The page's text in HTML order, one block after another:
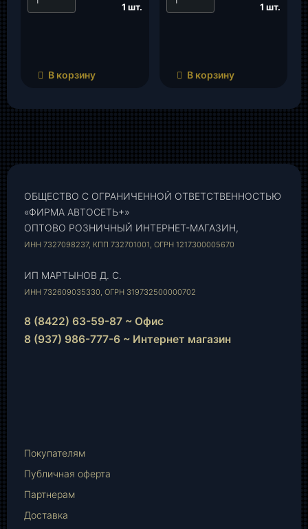
1 шт.
В корзину
1 шт.
В корзину
ОБЩЕСТВО С ОГРАНИЧЕННОЙ ОТВЕТСТВЕННОСТЬЮ
«ФИРМА АВТОСЕТЬ+»
ОПТОВО РОЗНИЧНЫЙ ИНТЕРНЕТ-МАГАЗИН,
ИНН 7327098237, КПП 732701001, ОГРН 1217300005670
ИП МАРТЫНОВ Д. С.
ИНН 732609035330, ОГРН 319732500000702
8 (8422) 63-59-87 ~ Офис
8 (937) 986-777-6 ~ Интернет магазин
Mail
Покупателям
Публичная оферта
Партнерам
Доставка